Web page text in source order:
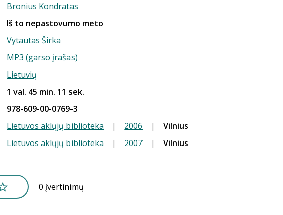
Bronius Kondratas
Iš to nepastovumo meto
Vytautas Širka
MP3 (garso įrašas)
Lietuvių
1 val. 45 min. 11 sek.
978-609-00-0769-3
Lietuvos aklųjų biblioteka | 2006 |
Vilnius
Lietuvos aklųjų biblioteka | 2007 | Vilnius
0 įvertinimų